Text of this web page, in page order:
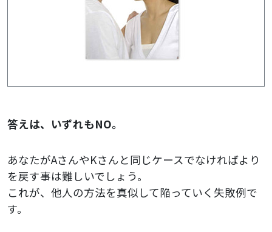
答えは、いずれもNO。
あなたがAさんやKさんと同じケースでなければより
を戻す事は難しいでしょう。
これが、他人の方法を真似して陥っていく失敗例で
す。